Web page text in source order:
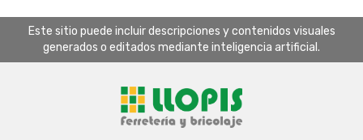
Este sitio puede incluir descripciones y contenidos visuales
generados o editados mediante inteligencia artificial.